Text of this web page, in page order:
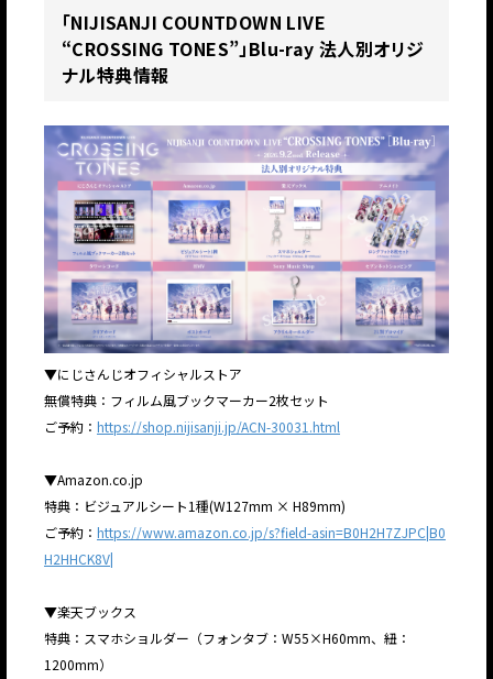
「NIJISANJI COUNTDOWN LIVE
“CROSSING TONES”」Blu-ray 法人別オリジ
ナル特典情報
▼にじさんじオフィシャルストア
無償特典：フィルム風ブックマーカー2枚セット
ご予約： https://shop.nijisanji.jp/ACN-30031.html
▼Amazon.co.jp
特典：ビジュアルシート1種(W127mm × H89mm)
ご予約： https://www.amazon.co.jp/s?field-asin=B0H2H7ZJPC|B0
H2HHCK8V|
▼楽天ブックス
特典：スマホショルダー（フォンタブ：W55×H60mm、紐：
1200mm）